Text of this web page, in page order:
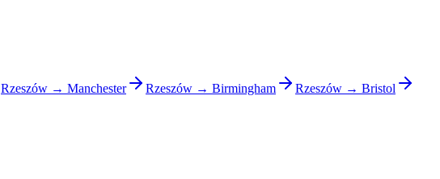
Rzeszów → Manchester Rzeszów → Birmingham Rzeszów → Bristol